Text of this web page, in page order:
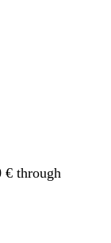
€ through